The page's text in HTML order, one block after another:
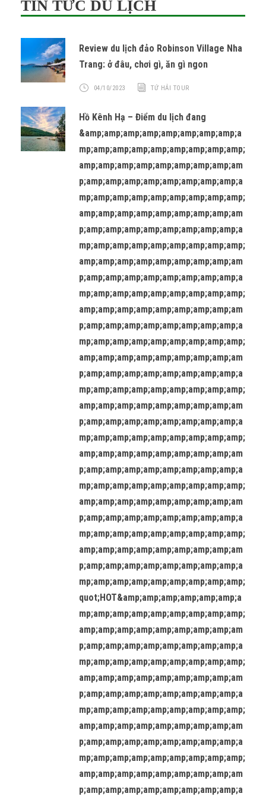
TIN TỨC DU LỊCH
Review du lịch đảo Robinson Village Nha
Trang: ở đâu, chơi gì, ăn gì ngon
04/10/2023 TỨ HẢI TOUR
Hồ Kênh Hạ – Điểm du lịch đang
&amp;amp;amp;amp;amp;amp;amp;amp;a
mp;amp;amp;amp;amp;amp;amp;amp;amp;
amp;amp;amp;amp;amp;amp;amp;amp;am
p;amp;amp;amp;amp;amp;amp;amp;amp;a
mp;amp;amp;amp;amp;amp;amp;amp;amp;
amp;amp;amp;amp;amp;amp;amp;amp;am
p;amp;amp;amp;amp;amp;amp;amp;amp;a
mp;amp;amp;amp;amp;amp;amp;amp;amp;
amp;amp;amp;amp;amp;amp;amp;amp;am
p;amp;amp;amp;amp;amp;amp;amp;amp;a
mp;amp;amp;amp;amp;amp;amp;amp;amp;
amp;amp;amp;amp;amp;amp;amp;amp;am
p;amp;amp;amp;amp;amp;amp;amp;amp;a
mp;amp;amp;amp;amp;amp;amp;amp;amp;
amp;amp;amp;amp;amp;amp;amp;amp;am
p;amp;amp;amp;amp;amp;amp;amp;amp;a
mp;amp;amp;amp;amp;amp;amp;amp;amp;
amp;amp;amp;amp;amp;amp;amp;amp;am
p;amp;amp;amp;amp;amp;amp;amp;amp;a
mp;amp;amp;amp;amp;amp;amp;amp;amp;
amp;amp;amp;amp;amp;amp;amp;amp;am
p;amp;amp;amp;amp;amp;amp;amp;amp;a
mp;amp;amp;amp;amp;amp;amp;amp;amp;
amp;amp;amp;amp;amp;amp;amp;amp;am
p;amp;amp;amp;amp;amp;amp;amp;amp;a
mp;amp;amp;amp;amp;amp;amp;amp;amp;
amp;amp;amp;amp;amp;amp;amp;amp;am
p;amp;amp;amp;amp;amp;amp;amp;amp;a
mp;amp;amp;amp;amp;amp;amp;amp;amp;
quot;HOT&amp;amp;amp;amp;amp;amp;a
mp;amp;amp;amp;amp;amp;amp;amp;amp;
amp;amp;amp;amp;amp;amp;amp;amp;am
p;amp;amp;amp;amp;amp;amp;amp;amp;a
mp;amp;amp;amp;amp;amp;amp;amp;amp;
amp;amp;amp;amp;amp;amp;amp;amp;am
p;amp;amp;amp;amp;amp;amp;amp;amp;a
mp;amp;amp;amp;amp;amp;amp;amp;amp;
amp;amp;amp;amp;amp;amp;amp;amp;am
p;amp;amp;amp;amp;amp;amp;amp;amp;a
mp;amp;amp;amp;amp;amp;amp;amp;amp;
amp;amp;amp;amp;amp;amp;amp;amp;am
p;amp;amp;amp;amp;amp;amp;amp;amp;a